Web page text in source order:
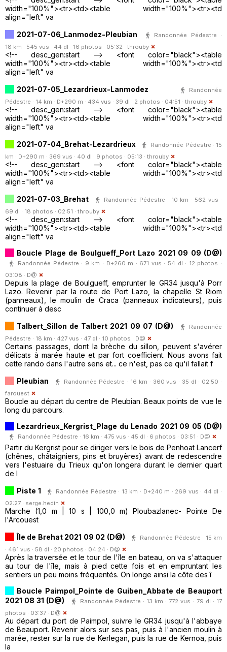
width="100%"><tr><td><table width="100%"><tr><td
align="left" va
2021-07-06_Lanmodez-Pleubian
Randonnée Pédestre ·
18 km · 545 vus · 44 dl · 16 photos · 05:32 · throuby
<!-- desc_gen:start --> <font color="black"><table
width="100%"><tr><td><table width="100%"><tr><td
align="left" va
2021-07-05_Lezardrieux-Lanmodez
Randonnée
Pédestre · 14 km · D+290 m · 434 vus · 39 dl · 2 photos · 04:51 · throuby
<!-- desc_gen:start --> <font color="black"><table
width="100%"><tr><td><table width="100%"><tr><td
align="left" va
2021-07-04_Brehat-Lezardrieux
Randonnée Pédestre · 15
km · D+290 m · 369 vus · 40 dl · 9 photos · 05:13 · throuby
<!-- desc_gen:start --> <font color="black"><table
width="100%"><tr><td><table width="100%"><tr><td
align="left" va
2021-07-03_Brehat
Randonnée Pédestre · 10 km · 562 vus ·
69 dl · 18 photos · 02:51 · throuby
<!-- desc_gen:start --> <font color="black"><table
width="100%"><tr><td><table width="100%"><tr><td
align="left" va
Boucle Plage de Boulgueff_Port Lazo 2021 09 09 (D@)
Randonnée Pédestre · 9 km · D+260 m · 671 vus · 54 dl · 12 photos ·
03:08 · D@
Depuis la plage de Boulgueff, emprunter le GR34 jusqu'à Porr
Lazo. Revenir par la route de Port Lazo, la chapelle St Riom
(panneaux), le moulin de Craca (panneaux indicateurs), puis
continuer à desc
Talbert_Sillon de Talbert 2021 09 07 (D@)
Randonnée
Pédestre · 18 km · 427 vus · 47 dl · 10 photos · D@
Certains passages, dont la brèche du sillon, peuvent s'avérer
délicats à marée haute et par fort coefficient. Nous avons fait
cette rando dans l'autre sens et... ce n'est, pas ce qu'il fallait f
Pleubian
Randonnée Pédestre · 16 km · 360 vus · 35 dl · 02:50 ·
farouest
Boucle au départ du centre de Pleubian. Beaux points de vue le
long du parcours.
Lezardrieux_Kergrist_Plage du Lenado 2021 09 05 (D@)
Randonnée Pédestre · 16 km · 475 vus · 45 dl · 6 photos · 03:51 · D@
Partir du Kergrist pour se diriger vers le bois de Penhoat Lancerf
(chênes, châtaigniers, pins et bruyères) avant de redescendre
vers l'estuaire du Trieux qu'on longera durant le dernier quart
de l
Piste 1
Randonnée Pédestre · 13 km · D+240 m · 269 vus · 44 dl ·
02:27 · serge.hedin
Marche (1,0 m | 10 s | 100,0 m) Ploubazlanec- Pointe De
l'Arcouest
Île de Brehat 2021 09 02 (D@)
Randonnée Pédestre · 15 km
· 461 vus · 58 dl · 20 photos · 04:24 · D@
Après la traversée et le tour de l'île en bateau, on va s'attaquer
au tour de l'île, mais à pied cette fois et en empruntant les
sentiers un peu moins fréquentés. On longe ainsi la côte des î
Boucle Paimpol_Pointe de Guiben_Abbate de Beauport
2021 08 31 (D@)
Randonnée Pédestre · 13 km · 772 vus · 79 dl · 17
photos · 03:37 · D@
Au départ du port de Paimpol, suivre le GR34 jusqu'à l'abbaye
de Beauport. Revenir alors sur ses pas, puis à l'ancien moulin à
marée, rester sur la rue de Kerlegan, puis la rue de Kernoa, puis
la